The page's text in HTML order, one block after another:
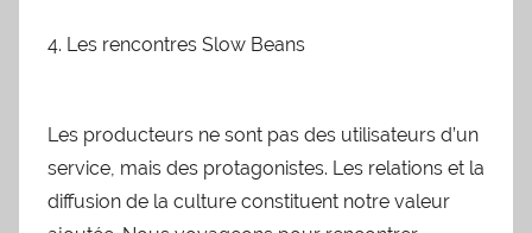
4. Les rencontres Slow Beans
Les producteurs ne sont pas des utilisateurs d’un
service, mais des protagonistes. Les relations et la
diffusion de la culture constituent notre valeur